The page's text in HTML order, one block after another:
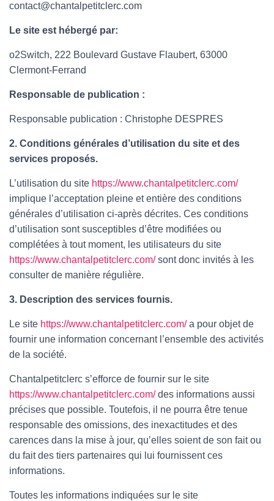
contact@chantalpetitclerc.com
Le site est hébergé par:
o2Switch, 222 Boulevard Gustave Flaubert, 63000
Clermont-Ferrand
Responsable de publication :
Responsable publication : Christophe DESPRES
2. Conditions générales d’utilisation du site et des
services proposés.
L’utilisation du site https://www.chantalpetitclerc.com/
implique l’acceptation pleine et entière des conditions
générales d’utilisation ci-après décrites. Ces conditions
d’utilisation sont susceptibles d’être modifiées ou
complétées à tout moment, les utilisateurs du site
https://www.chantalpetitclerc.com/sont donc invités à les
consulter de manière régulière.
3. Description des services fournis.
Le site https://www.chantalpetitclerc.com/a pour objet de
fournir une information concernant l’ensemble des activités
de la société.
Chantalpetitclerc s’efforce de fournir sur le site
https://www.chantalpetitclerc.com/des informations aussi
précises que possible. Toutefois, il ne pourra être tenue
responsable des omissions, des inexactitudes et des
carences dans la mise à jour, qu’elles soient de son fait ou
du fait des tiers partenaires qui lui fournissent ces
informations.
Toutes les informations indiquées sur le site